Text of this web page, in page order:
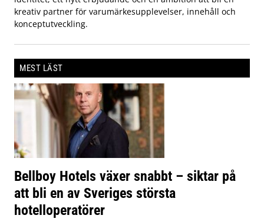
kreativ partner för varumärkesupplevelser, innehåll och
konceptutveckling.
MEST LÄST
Bellboy Hotels växer snabbt – siktar på
att bli en av Sveriges största
hotelloperatörer